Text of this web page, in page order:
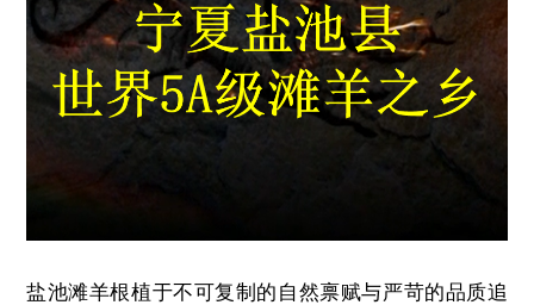
盐池滩羊根植于不可复制的自然禀赋与严苛的品质追